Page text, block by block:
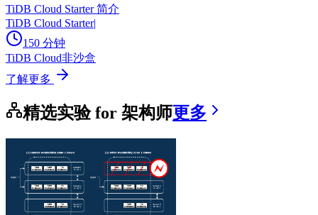
TiDB Cloud Starter 简介
TiDB Cloud Starter|
150 分钟
TiDB Cloud非沙盒
了解更多
精选实验 for 架构师更多